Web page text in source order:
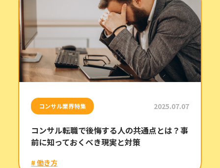
コンサル業界特集 2025.07.07
コンサル転職で後悔する人の共通点とは？事
前に知っておくべき現実と対策
# 働き方